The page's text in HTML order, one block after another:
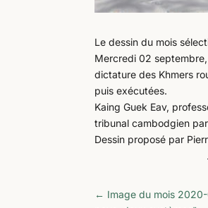
Le dessin du mois
Mercredi 02 septembre,
dictature des Khmers
puis exécutées.
Kaing Guek Eav,
tribunal cambodgien
Dessin proposé par
← Image du mois